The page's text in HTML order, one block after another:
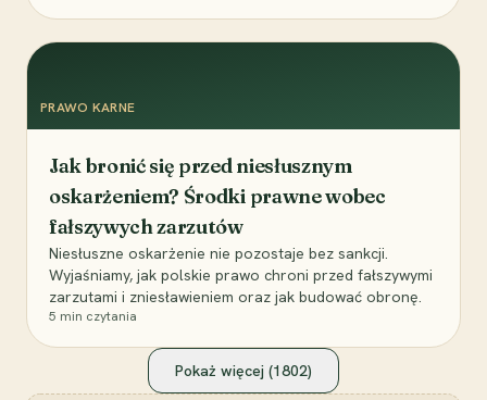
PRAWO KARNE
Jak bronić się przed niesłusznym
oskarżeniem? Środki prawne wobec
fałszywych zarzutów
Niesłuszne oskarżenie nie pozostaje bez sankcji.
Wyjaśniamy, jak polskie prawo chroni przed fałszywymi
zarzutami i zniesławieniem oraz jak budować obronę.
5 min czytania
Pokaż więcej (1802)